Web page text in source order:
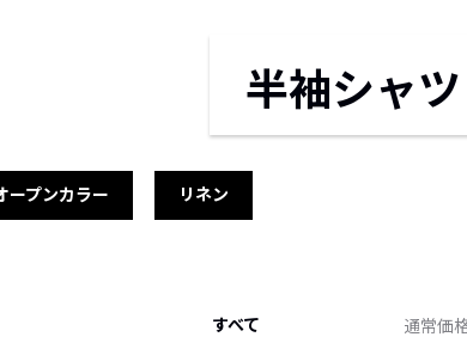
HOTなコーデ TOP20
新ブランドご紹介！
ピックアップアイテム
半袖シャ
ープンカラー リネン
すべて 通常価